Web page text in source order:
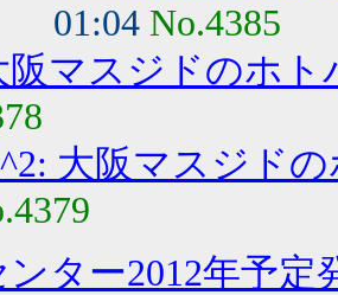
01:04 No.4385
阪マスジドのホト
大阪マスジド
ンター2012年予定